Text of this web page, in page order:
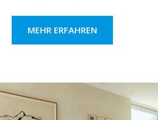
MEHR ERFAHREN